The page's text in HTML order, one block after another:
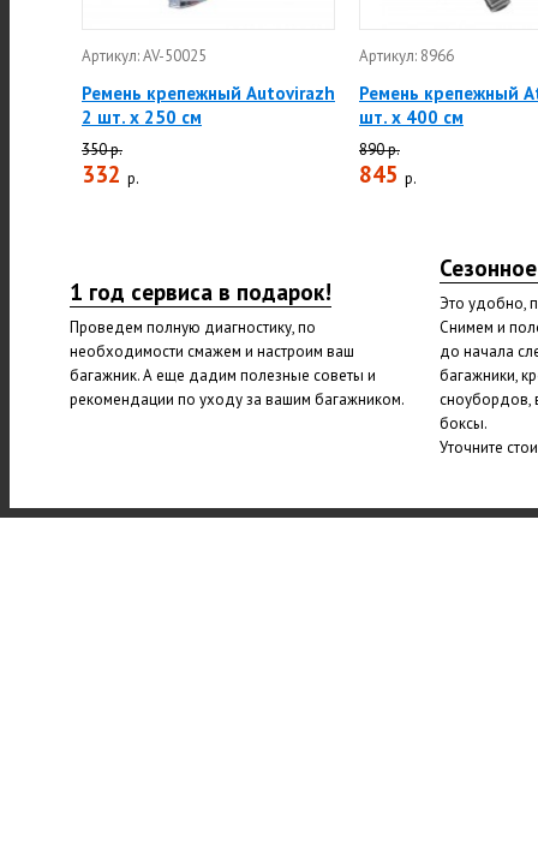
Артикул: AV-50025
Ремень крепежный Autovirazh
2 шт. х 250 см
350 р.
332 р.
Артикул: 8966
Ремень крепежный
шт. х 400 см
890 р.
845 р.
1 год сервиса в подарок!
Проведем полную диагностику, по
необходимости смажем и настроим ваш
багажник. А еще дадим полезные советы и
рекомендации по уходу за вашим багажником.
Это удобно,
Снимем и
до начала
багажники,
сноубордов,
боксы.
Уточните